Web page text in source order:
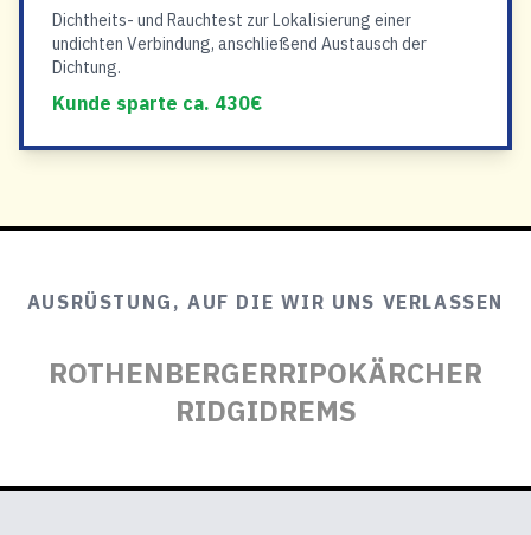
Dichtheits- und Rauchtest zur Lokalisierung einer
undichten Verbindung, anschließend Austausch der
Dichtung.
Kunde sparte ca. 430€
AUSRÜSTUNG, AUF DIE WIR UNS VERLASSEN
ROTHENBERGERRIPOKÄRCHER
RIDGIDREMS